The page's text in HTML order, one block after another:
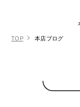
TOP 本店ブログ